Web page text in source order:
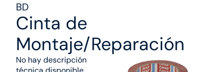
BD
Cinta de
Montaje/Reparación
No hay descripción